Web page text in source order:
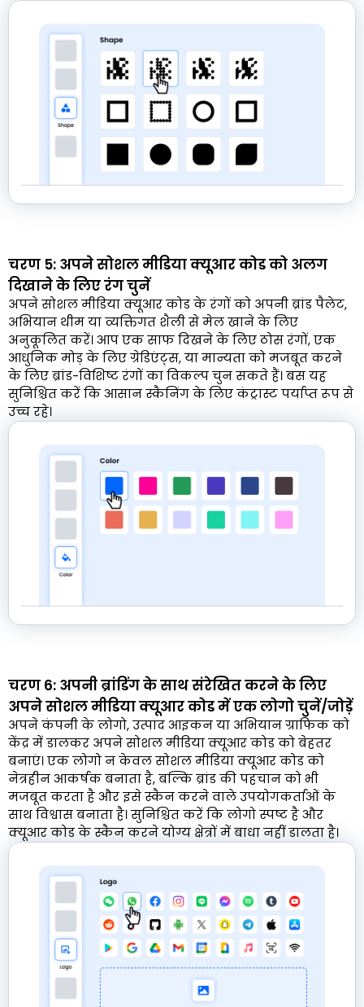
चरण 5: अपने सोशल मीडिया क्यूआर कोड को अलग
दिखाने के लिए रंग चुनें
अपने सोशल मीडिया क्यूआर कोड के रंगों को अपनी ब्रांड पैलेट,
अभियान थीम या व्यक्तिगत शैली से मेल खाने के लिए
अनुकूलित करें। आप एक साफ दिखने के लिए ठोस रंगों, एक
आधुनिक मोड़ के लिए ग्रेडिएंट्स, या मान्यता को मजबूत करने
के लिए ब्रांड-विशिष्ट रंगों का विकल्प चुन सकते हैं। बस यह
सुनिश्चित करें कि आसान स्कैनिंग के लिए कंट्रास्ट पर्याप्त रूप से
उच्च रहे।
चरण 6: अपनी ब्रांडिंग के साथ संरेखित करने के लिए
अपने सोशल मीडिया क्यूआर कोड में एक लोगो चुनें/जोड़ें
अपने कंपनी के लोगो, उत्पाद आइकन या अभियान ग्राफिक को
केंद्र में डालकर अपने सोशल मीडिया क्यूआर कोड को बेहतर
बनाएं। एक लोगो न केवल सोशल मीडिया क्यूआर कोड को
नेत्रहीन आकर्षक बनाता है, बल्कि ब्रांड की पहचान को भी
मजबूत करता है और इसे स्कैन करने वाले उपयोगकर्ताओं के
साथ विश्वास बनाता है। सुनिश्चित करें कि लोगो स्पष्ट है और
क्यूआर कोड के स्कैन करने योग्य क्षेत्रों में बाधा नहीं डालता है।